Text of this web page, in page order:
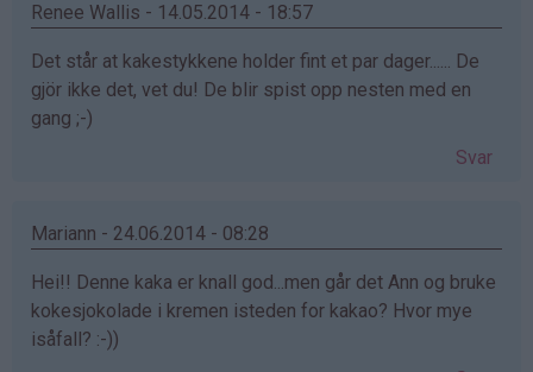
Renee Wallis - 14.05.2014 - 18:57
Det står at kakestykkene holder fint et par dager...... De
gjör ikke det, vet du! De blir spist opp nesten med en
gang ;-)
Svar
Mariann - 24.06.2014 - 08:28
Hei!! Denne kaka er knall god...men går det Ann og bruke
kokesjokolade i kremen isteden for kakao? Hvor mye
isåfall? :-))